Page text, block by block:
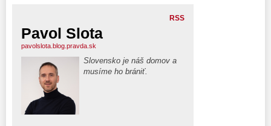
RSS
Pavol Slota
pavolslota.blog.pravda.sk
Slovensko je náš domov a
musíme ho brániť.